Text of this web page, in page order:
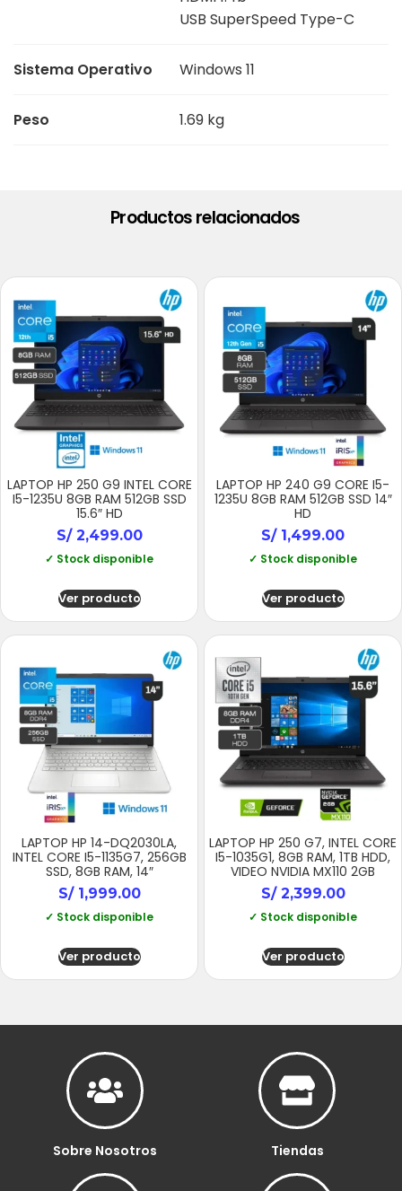
USB SuperSpeed Type-C
Sistema Operativo Windows 11
Peso 1.69 kg
Productos relacionados
LAPTOP HP 250 G9 INTEL CORE
I5-1235U 8GB RAM 512GB SSD
15.6″ HD
S/2,499.00
✓ Stock disponible
Ver producto
LAPTOP HP 240 G9 CORE I5-
1235U 8GB RAM 512GB SSD 14″
HD
S/1,499.00
✓ Stock disponible
Ver producto
LAPTOP HP 14-DQ2030LA,
INTEL CORE I5-1135G7, 256GB
SSD, 8GB RAM, 14″
S/1,999.00
✓ Stock disponible
Ver producto
LAPTOP HP 250 G7, INTEL CORE
I5-1035G1, 8GB RAM, 1TB HDD,
VIDEO NVIDIA MX110 2GB
S/2,399.00
✓ Stock disponible
Ver producto
Sobre Nosotros Tiendas